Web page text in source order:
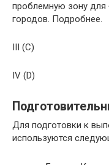
проблемную зону для
городов. Подробнее.
III (C)
IV (D)
Для подготовки к
используются